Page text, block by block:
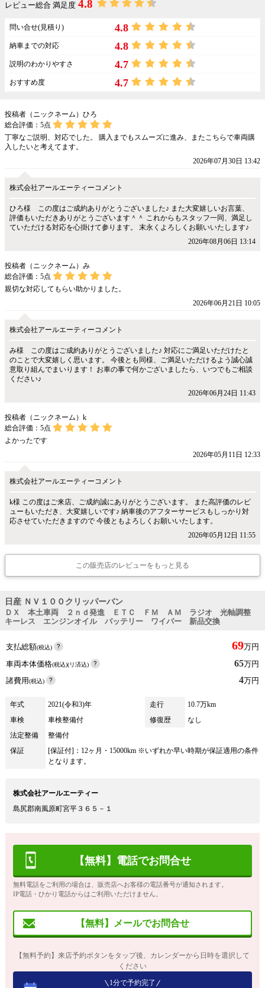
レビュー総合 満足度 4.8
問い合せ(見積り) 4.8
納車までの対応 4.8
説明のわかりやすさ 4.7
おすすめ度 4.7
投稿者（ニックネーム）ひろ
総合評価： 5点
丁寧なご説明、対応でした。 購入までもスムーズに進み、またこちらで車両購
入したいと考えてます。
2026年07月30日 13:42
株式会社アールエーティーコメント
ひろ様 この度はご成約ありがとうございました♪ また大変嬉しいお言葉、
評価もいただきありがとうございます＾＾ これからもスタッフ一同、満足し
ていただける対応を心掛けて参ります。 末永くよろしくお願いいたします♪
2026年08月06日 13:14
投稿者（ニックネーム）み
総合評価： 5点
親切な対応してもらい助かりました。
2026年06月21日 10:05
株式会社アールエーティーコメント
み様 この度はご成約ありがとうございました♪ 対応にご満足いただけたと
のことで大変嬉しく思います。 今後とも同様、ご満足いただけるよう誠心誠
意取り組んでまいります！ お車の事で何かございましたら、いつでもご相談
ください♪
2026年06月24日 11:43
投稿者（ニックネーム）k
総合評価： 5点
よかったです
2026年05月11日 12:33
株式会社アールエーティーコメント
k様 この度はご来店、ご成約誠にありがとうございます。 また高評価のレビ
ューもいただき、大変嬉しいです♪ 納車後のアフターサービスもしっかり対
応させていただきますので 今後ともよろしくお願いいたします。
2026年05月12日 11:55
この販売店のレビューをもっと見る
日産 ＮＶ１００クリッパーバン
ＤＸ 本土車両 ２ｎｄ発進 ＥＴＣ ＦＭ ＡＭ ラジオ 光軸調整
キーレス エンジンオイル バッテリー ワイパー 新品交換
支払総額(税込) 69万円
車両本体価格(税込)(リ済込) 65万円
諸費用(税込) 4万円
年式 2021(令和3)年 走行
10.7万km
車検
車検整備付 修復歴
なし
法定整備
整備付
保証
[保証付]：12ヶ月・15000km ※いずれか早い時期が保証適用の条件
となります。
株式会社アールエーティー
島尻郡南風原町宮平３６５－１
【無料】電話でお問合せ
無料電話をご利用の場合は、販売店へお客様の電話番号が通知されます。
IP電話・ひかり電話からはご利用いただけません。
【無料】メールでお問合せ
【無料予約】来店予約ボタンをタップ後、カレンダーから日時を選択して
ください
1分で予約完了